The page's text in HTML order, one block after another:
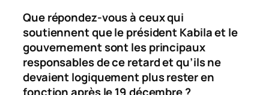
Que répondez-vous à ceux qui
soutiennent que le président Kabila et le
gouvernement sont les principaux
responsables de ce retard et qu’ils ne
devaient logiquement plus rester en